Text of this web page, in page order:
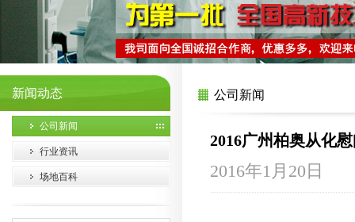
新闻动态
公司新闻
行业资讯
场地百科
公司新闻
2016广州柏奥从化
2016年1月20日